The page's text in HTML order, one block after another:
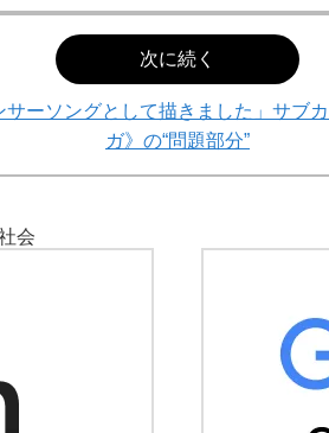
次に続く
サーソングとして描きました」サブ
ガ》の“問題部分”
会